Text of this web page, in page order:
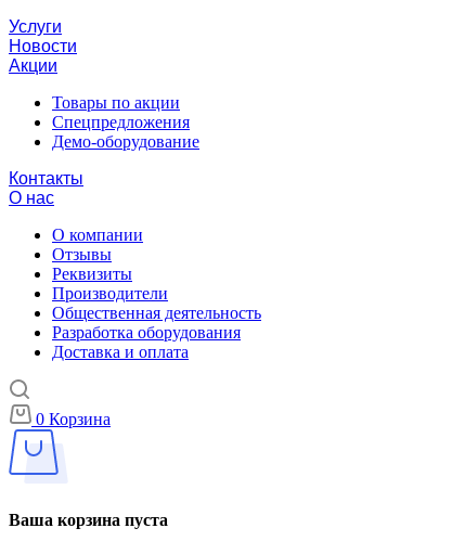
Услуги
Новости
Акции
Товары по акции
Спецпредложения
Демо-оборудование
Контакты
О нас
О компании
Отзывы
Реквизиты
Производители
Общественная деятельность
Разработка оборудования
Доставка и оплата
0 Корзина
Ваша корзина пуста